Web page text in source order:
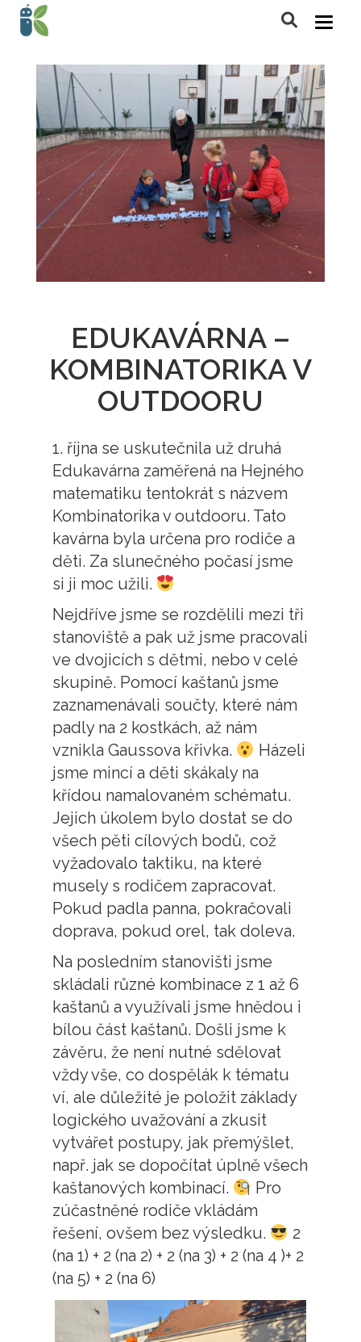
EDUKAVÁRNA –
KOMBINATORIKA V
OUTDOORU
1. října se uskutečnila už druhá
Edukavárna zaměřená na Hejného
matematiku tentokrát s názvem
Kombinatorika v outdooru. Tato
kavárna byla určena pro rodiče a
děti. Za slunečného počasí jsme
si ji moc užili.
Nejdříve jsme se rozdělili mezi tři
stanoviště a pak už jsme pracovali
ve dvojicích s dětmi, nebo v celé
skupině. Pomocí kaštanů jsme
zaznamenávali součty, které nám
padly na 2 kostkách, až nám
vznikla Gaussova křivka.
Házeli
jsme mincí a děti skákaly na
křídou namalovaném schématu.
Jejich úkolem bylo dostat se do
všech pěti cílových bodů, což
vyžadovalo taktiku, na které
musely s rodičem zapracovat.
Pokud padla panna, pokračovali
doprava, pokud orel, tak doleva.
Na posledním stanovišti jsme
skládali různé kombinace z 1 až 6
kaštanů a využívali jsme hnědou i
bílou část kaštanů. Došli jsme k
závěru, že není nutné sdělovat
vždy vše, co dospělák k tématu
ví, ale důležité je položit základy
logického uvažování a zkusit
vytvářet postupy, jak přemýšlet,
např. jak se dopočítat úplně všech
kaštanových kombinací.
Pro
zúčastněné rodiče vkládám
řešení, ovšem bez výsledku.
2
(na 1) + 2 (na 2) + 2 (na 3) + 2 (na 4 )+ 2
(na 5) + 2 (na 6)